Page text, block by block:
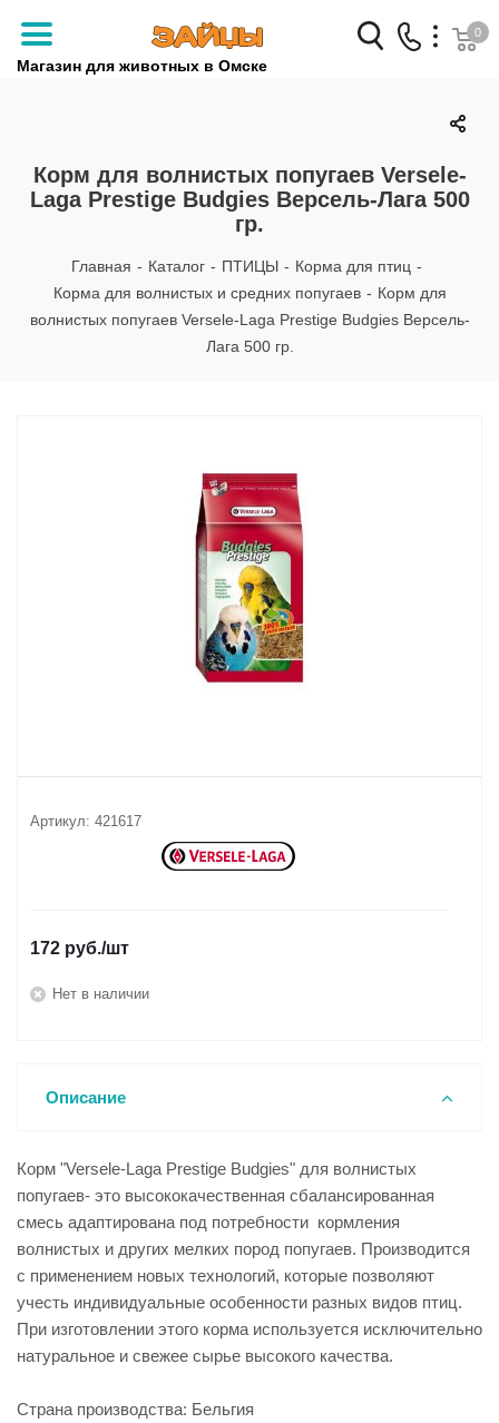
Магазин для животных в Омске
Заказать звонок
+7 (3812) 79-04-04
+7 (950) 959-88-32
0
Корм для волнистых попугаев Versele-
Laga Prestige Budgies Версель-Лага 500
гр.
Главная - Каталог - ПТИЦЫ - Корма для птиц -
Корма для волнистых и средних попугаев - Корм для
волнистых попугаев Versele-Laga Prestige Budgies Версель-
Лага 500 гр.
Артикул: 421617
172 руб./шт
Нет в наличии
Описание
Корм "Versele-Laga Prestige Budgies" для волнистых
попугаев- это высококачественная сбалансированная
смесь адаптирована под потребности кормления
волнистых и других мелких пород попугаев. Производится
с применением новых технологий, которые позволяют
учесть индивидуальные особенности разных видов птиц.
При изготовлении этого корма используется исключительно
натуральное и свежее сырье высокого качества.
Страна производства: Бельгия